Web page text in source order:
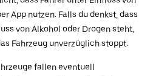
App nutzen. Falls du denkst, dass
von Alkohol oder Drogen steht,
Fahrzeug unverzüglich stoppt.
fallen eventuell